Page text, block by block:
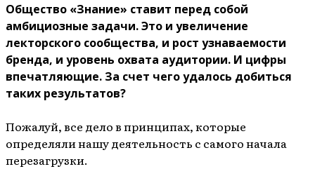
Общество «Знание» ставит перед собой
амбициозные задачи. Это и увеличение
лекторского сообщества, и рост узнаваемости
бренда, и уровень охвата аудитории. И цифры
впечатляющие. За счет чего удалось добиться
таких результатов?
Пожалуй, все дело в принципах, которые
определяли нашу деятельность с самого начала
перезагрузки.